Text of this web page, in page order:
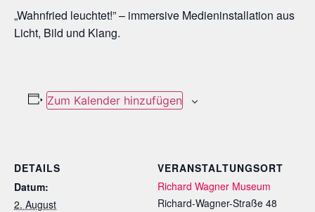
„Wahnfried leuchtet!” – immersive Medieninstallation aus
Licht, Bild und Klang.
Zum Kalender hinzufügen
DETAILS
Datum:
2. August
VERANSTALTUNGSORT
Richard Wagner Museum
Richard-Wagner-Straße 48